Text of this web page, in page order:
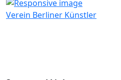
Verein Berliner Künstler